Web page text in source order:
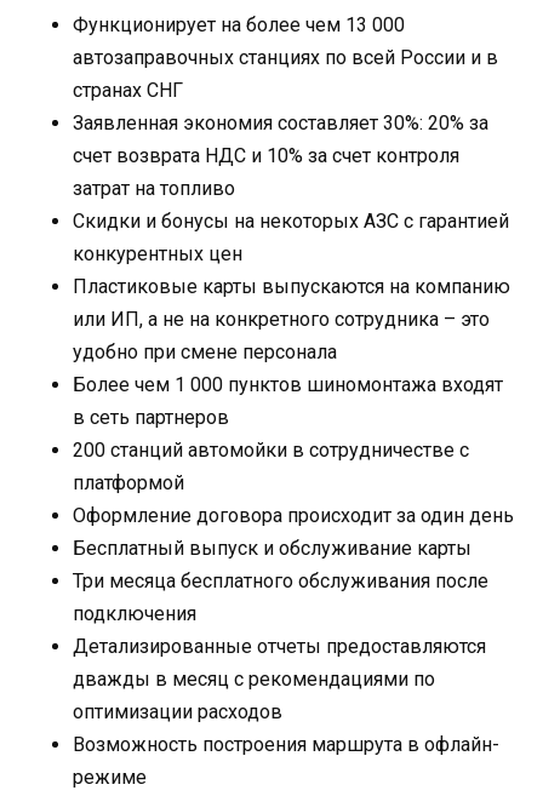
Функционирует на более чем 13 000
автозаправочных станциях по всей России и в
странах СНГ
Заявленная экономия составляет 30%: 20% за
счет возврата НДС и 10% за счет контроля
затрат на топливо
Скидки и бонусы на некоторых АЗС с гарантией
конкурентных цен
Пластиковые карты выпускаются на компанию
или ИП, а не на конкретного сотрудника – это
удобно при смене персонала
Более чем 1 000 пунктов шиномонтажа входят
в сеть партнеров
200 станций автомойки в сотрудничестве с
платформой
Оформление договора происходит за один день
Бесплатный выпуск и обслуживание карты
Три месяца бесплатного обслуживания после
подключения
Детализированные отчеты предоставляются
дважды в месяц с рекомендациями по
оптимизации расходов
Возможность построения маршрута в офлайн-
режиме